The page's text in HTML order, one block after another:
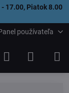
17.00, Piatok 8.00
používateľa